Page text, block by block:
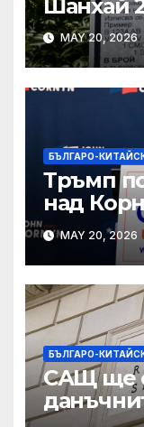
Шанхай
MAY 20, 2026
БЪЛГАРО-
Тръмп
над
Тексас
MAY 20, 2026
БЪЛГАРО-
САЩ ще